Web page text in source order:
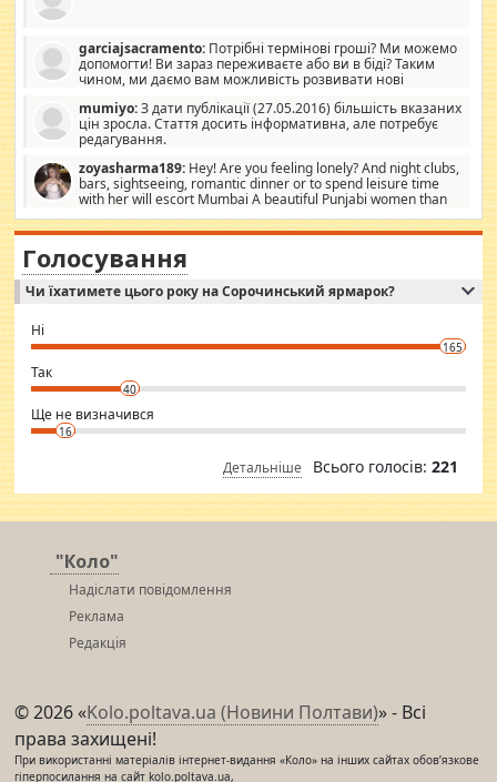
garciajsacramento: Потрібні термінові гроші? Ми можемо
допомогти! Ви зараз переживаєте або ви в біді? Таким
чином, ми даємо вам можливість розвивати нові
допомагати людям, які намагаються дати їм шанс. Кожен
заслуговує на другий шанс, і, оскільки влада не зможе, вони
повинні приймати від інших. Для нас нема багато суми, і зрілість
витрат, а тільки узгоджених сум і нічого іншого. Не чекайте і не
коментуйте цей пост. Введіть суму, яку ви хочете подати, і ми
зв'яжемося з вами з усіма варіантами. зв'яжіться з нами
сьогодні на garciajsacramento@gmail.com Вам потрібні термінові
гроші? Ми можемо допомогти!
mumiyo:З дати публікації (27.05.2016) більшість вказаних
цін зросла. Стаття досить інформативна, але потребує
редагування.
zoyasharma189: Hey! Are you feeling lonely? And night clubs,
bars, sightseeing, romantic dinner or to spend leisure time
with her will escort Mumbai A beautiful Punjabi women than
sexy escort companion in arms that you guys feel like 5 star luxury
hotel had to spend the night in their search for loved solitaire free
woman "Love Solitaire" beautiful figure and shapely body shapes.
Independent escort in Mumbai, truthful, friendly and cheerful girl.
WhatsApp via an easily can see the latest pictures of her body and the
want to meet new people. Sakshi Mirchandani health and figure
conscious in order to keep yourself fit and regularly go to the health
club.
⇒ sakshimirchandani.com
Голосування
Чи їхатимете цього року на Сорочинський ярмарок?
Ні
165
Так
40
Ще не визначився
16
Детальніше Всього голосів: 221
"Коло"
Надіслати повідомлення
Реклама
Редакція
© 2026 «Kolo.poltava.ua (Новини Полтави)» - Всі
права захищені!
При використанні матеріалів інтернет-видання «Коло» на інших сайтах обов’язкове
гіперпосилання на сайт kolo.poltava.ua,